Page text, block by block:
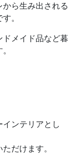
ら生み出される
。
メイド品など暮
ンテリアとし
だけます。